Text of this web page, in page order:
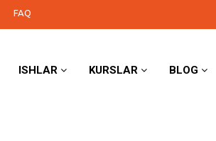
FAQ
ISHLAR KURSLAR BLOG